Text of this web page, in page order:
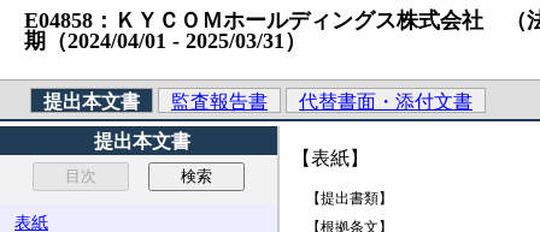
E04858：ＫＹＣＯＭホールディングス株式会社 （
期（2024/04/01 ‐ 2025/03/31）
提出本文書 監査報告書
代替書面・添付文書
提出本文書